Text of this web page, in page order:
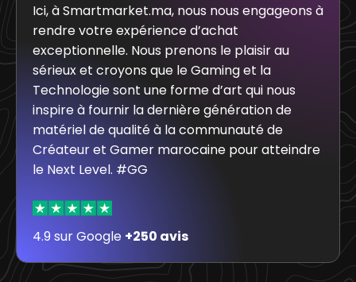
Ici, à Smartmarket.ma, nous nous engageons à
rendre votre expérience d’achat
exceptionnelle. Nous prenons le plaisir au
sérieux et croyons que le Gaming et la
Technologie sont une forme d’art qui nous
inspire à fournir la dernière génération de
matériel de qualité à la communauté de
Créateur et Gamer marocaine pour atteindre
le Next Level. #GG
4.9 sur Google +250 avis